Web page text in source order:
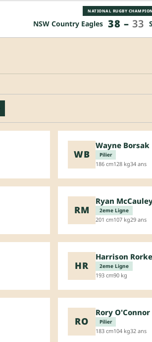
NATIONAL RUGBY
NSW Country Eagles 38 – 33
WB
Wayne Borsak
Pilier
186 cm128 kg34 ans
RM
Ryan
2eme Ligne
201 cm107 kg29 ans
HR
Harrison Rorke
2eme Ligne
193 cm90 kg
RO
Rory O'Connor
Pilier
183 cm104 kg32 ans